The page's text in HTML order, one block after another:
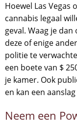
Hoewel Las Vegas
cannabis legaal
geval. Waag je
deze of enige
politie te
een boete van $
je kamer. Ook
en kan een
Neem een